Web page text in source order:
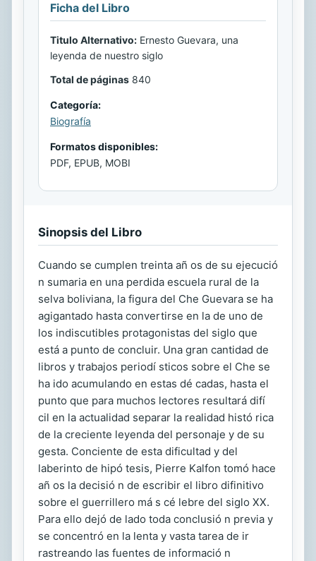
Ficha del Libro
Titulo Alternativo: Ernesto Guevara, una
leyenda de nuestro siglo
Total de páginas 840
Categoría:
Biografía
Formatos disponibles:
PDF, EPUB, MOBI
Sinopsis del Libro
Cuando se cumplen treinta añ os de su ejecució
n sumaria en una perdida escuela rural de la
selva boliviana, la figura del Che Guevara se ha
agigantado hasta convertirse en la de uno de
los indiscutibles protagonistas del siglo que
está a punto de concluir. Una gran cantidad de
libros y trabajos periodí sticos sobre el Che se
ha ido acumulando en estas dé cadas, hasta el
punto que para muchos lectores resultará difí
cil en la actualidad separar la realidad histó rica
de la creciente leyenda del personaje y de su
gesta. Conciente de esta dificultad y del
laberinto de hipó tesis, Pierre Kalfon tomó hace
añ os la decisió n de escribir el libro difinitivo
sobre el guerrillero má s cé lebre del siglo XX.
Para ello dejó de lado toda conclusió n previa y
se concentró en la lenta y vasta tarea de ir
rastreando las fuentes de informació n